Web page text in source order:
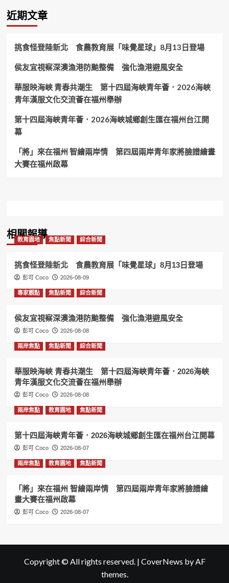
多
位
級
賓
席
會
KMT
市
客
家
四
屆
二
員
顧
問
近期文章
挑食怪登陸新北 食農教育展「味覺星球」8月13日登場
侯友宜視察深澳漁港防颱整備 強化漁港避風安全
華服映海峽 青春共潮生 第十四屆海峽青年薈．2026海峽
青年漢服文化交流薈在福州舉辦
第十四屆海峽青年薈．2026海峽城鄉創生匯在福州台江開
幕
「將」來在福州 智繪兩岸情 第四屆兩岸青年家將臉譜繪畫
大賽在福州啟幕
相關報導
教育園地 焦點新聞 綜合新聞
挑食怪登陸新北 食農教育展「味覺星球」8月13日登場
彭可 Coco 2026-08-09
專家觀點 焦點新聞 綜合新聞
侯友宜視察深澳漁港防颱整備 強化漁港避風安全
彭可 Coco 2026-08-08
兩岸焦點 焦點新聞 綜合新聞
華服映海峽 青春共潮生 第十四屆海峽青年薈．2026海峽
青年漢服文化交流薈在福州舉辦
彭可 Coco 2026-08-08
兩岸焦點 教育園地 焦點新聞
第十四屆海峽青年薈．2026海峽城鄉創生匯在福州台江開幕
彭可 Coco 2026-08-07
兩岸焦點 教育園地 焦點新聞
「將」來在福州 智繪兩岸情 第四屆兩岸青年家將臉譜繪
畫大賽在福州啟幕
彭可 Coco 2026-08-07
Copyright © All rights reserved. | CoverNews by AF
themes.